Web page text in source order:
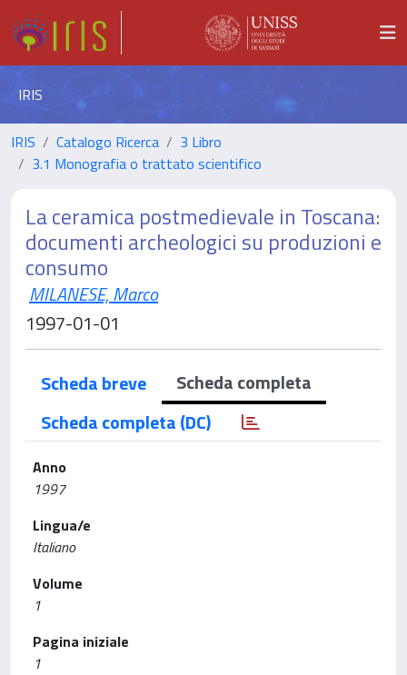
IRIS
IRIS Catalogo Ricerca
3 Libro
3.1 Monografia o trattato scientifico
La ceramica postmedievale in Toscana:
documenti archeologici su produzioni e
consumo
MILANESE, Marco
1997-01-01
Scheda breve
Scheda completa
Scheda completa (DC)
Anno
1997
Lingua/e
Italiano
Volume
1
Pagina iniziale
1